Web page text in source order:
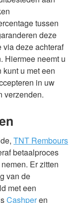
tussen
deze
via deze achteraf
Hiermee neemt u
u met een
in uw
verzenden.
TNT Rembours
betaalproces
Er zitten
van de
met een
Cashperen